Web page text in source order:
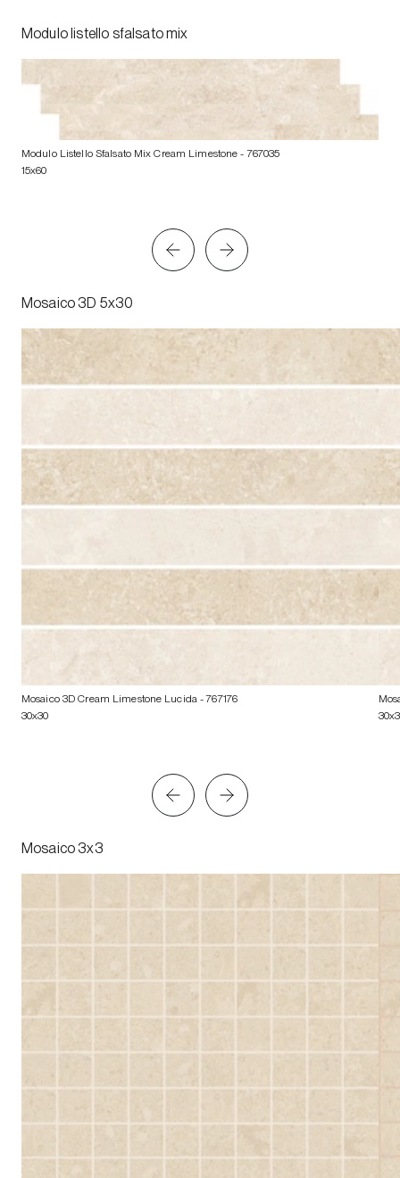
Modulo listello sfalsato mix
Modulo Listello Sfalsato Mix Cream Limestone - 767035
15x60
Mosaico 3D 5x30
Mosaico 3D Cream Limestone Lucida- 767176
30x30
Mosaico 3x3